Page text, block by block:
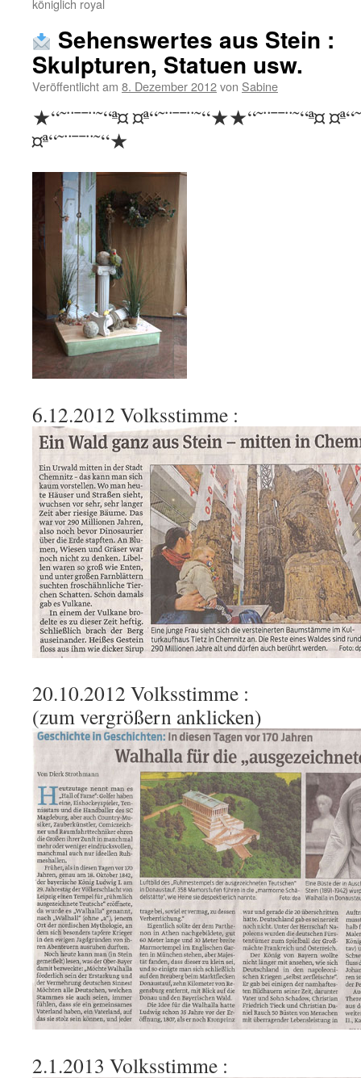
königlich royal
Sehenswertes aus Stein :
Skulpturen, Statuen usw.
Veröffentlicht am 8. Dezember 2012von Sabine
★“˜¨¯¯¨˜“ª¤ ¤ª“˜¨¯¯¨˜“★★“˜¨¯¯¨˜“ª¤
¤ª“˜¨¯¯¨˜“★
6.12.2012 Volksstimme :
20.10.2012 Volksstimme :
(zum vergrößern anklicken)
2.1.2013 Volksstimme :